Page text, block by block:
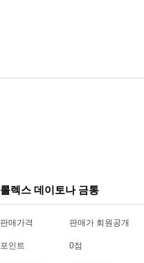
롤렉스 데이토나 금통
판매가격 판매가 회원공개
포인트 0점